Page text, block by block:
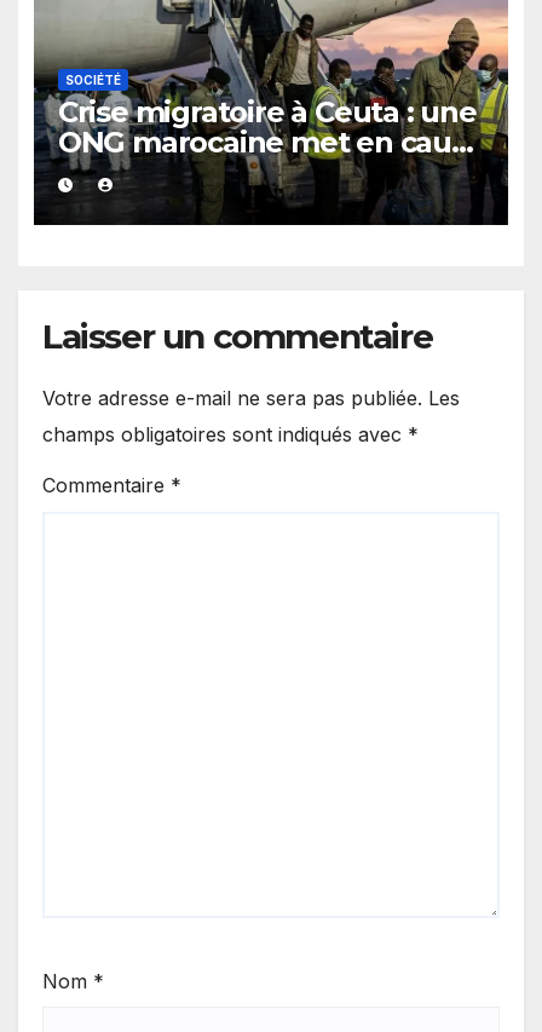
SOCIÉTÉ
Crise migratoire à Ceuta : une
ONG marocaine met en cause
les responsabilités de Rabat
et de Madrid
Laisser un commentaire
Votre adresse e-mail ne sera pas publiée. Les
champs obligatoires sont indiqués avec *
Commentaire *
Nom *